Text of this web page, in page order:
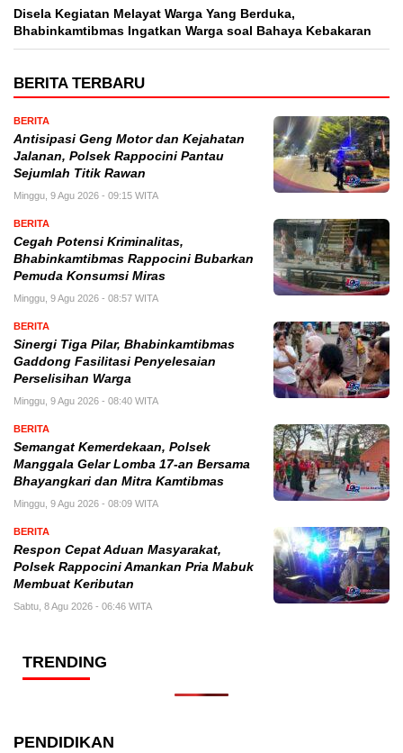
Disela Kegiatan Melayat Warga Yang Berduka,
Bhabinkamtibmas Ingatkan Warga soal Bahaya Kebakaran
BERITA TERBARU
BERITA
Antisipasi Geng Motor dan Kejahatan
Jalanan, Polsek Rappocini Pantau
Sejumlah Titik Rawan
Minggu, 9 Agu 2026 - 09:15 WITA
BERITA
Cegah Potensi Kriminalitas,
Bhabinkamtibmas Rappocini Bubarkan
Pemuda Konsumsi Miras
Minggu, 9 Agu 2026 - 08:57 WITA
BERITA
Sinergi Tiga Pilar, Bhabinkamtibmas
Gaddong Fasilitasi Penyelesaian
Perselisihan Warga
Minggu, 9 Agu 2026 - 08:40 WITA
BERITA
Semangat Kemerdekaan, Polsek
Manggala Gelar Lomba 17-an Bersama
Bhayangkari dan Mitra Kamtibmas
Minggu, 9 Agu 2026 - 08:09 WITA
BERITA
Respon Cepat Aduan Masyarakat,
Polsek Rappocini Amankan Pria Mabuk
Membuat Keributan
Sabtu, 8 Agu 2026 - 06:46 WITA
TRENDING
PENDIDIKAN